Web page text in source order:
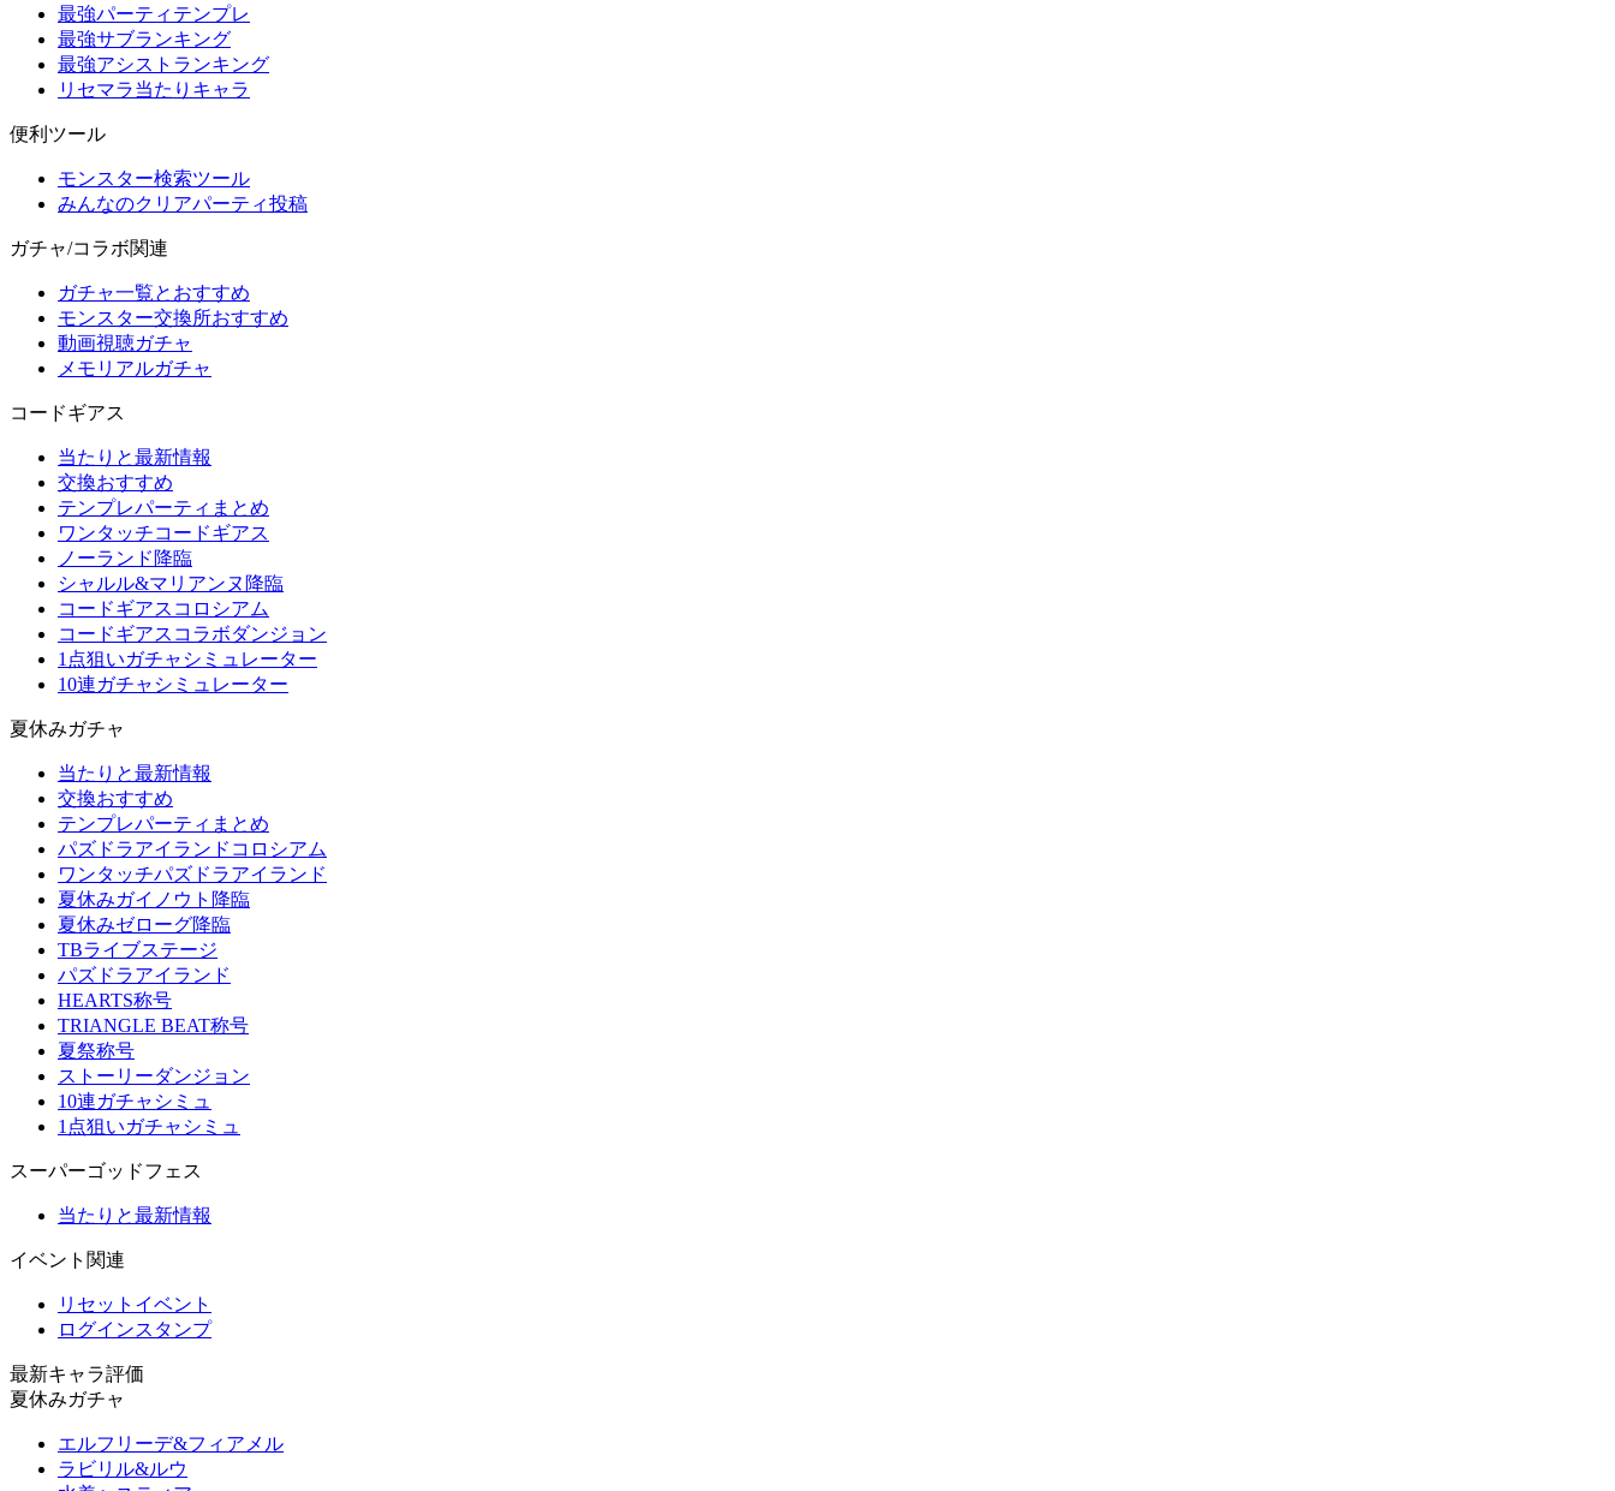
最強パーティテンプレ
最強サブランキング
最強アシストランキング
リセマラ当たりキャラ
便利ツール
モンスター検索ツール
みんなのクリアパーティ投稿
ガチャ/コラボ関連
ガチャ一覧とおすすめ
モンスター交換所おすすめ
動画視聴ガチャ
メモリアルガチャ
コードギアス
当たりと最新情報
交換おすすめ
テンプレパーティまとめ
ワンタッチコードギアス
ノーランド降臨
シャルル&マリアンヌ降臨
コードギアスコロシアム
コードギアスコラボダンジョン
1点狙いガチャシミュレーター
10連ガチャシミュレーター
夏休みガチャ
当たりと最新情報
交換おすすめ
テンプレパーティまとめ
パズドラアイランドコロシアム
ワンタッチパズドラアイランド
夏休みガイノウト降臨
夏休みゼローグ降臨
TBライブステージ
パズドラアイランド
HEARTS称号
TRIANGLE BEAT称号
夏祭称号
ストーリーダンジョン
10連ガチャシミュ
1点狙いガチャシミュ
スーパーゴッドフェス
当たりと最新情報
イベント関連
リセットイベント
ログインスタンプ
最新キャラ評価
夏休みガチャ
エルフリーデ&フィアメル
ラビリル&ルウ